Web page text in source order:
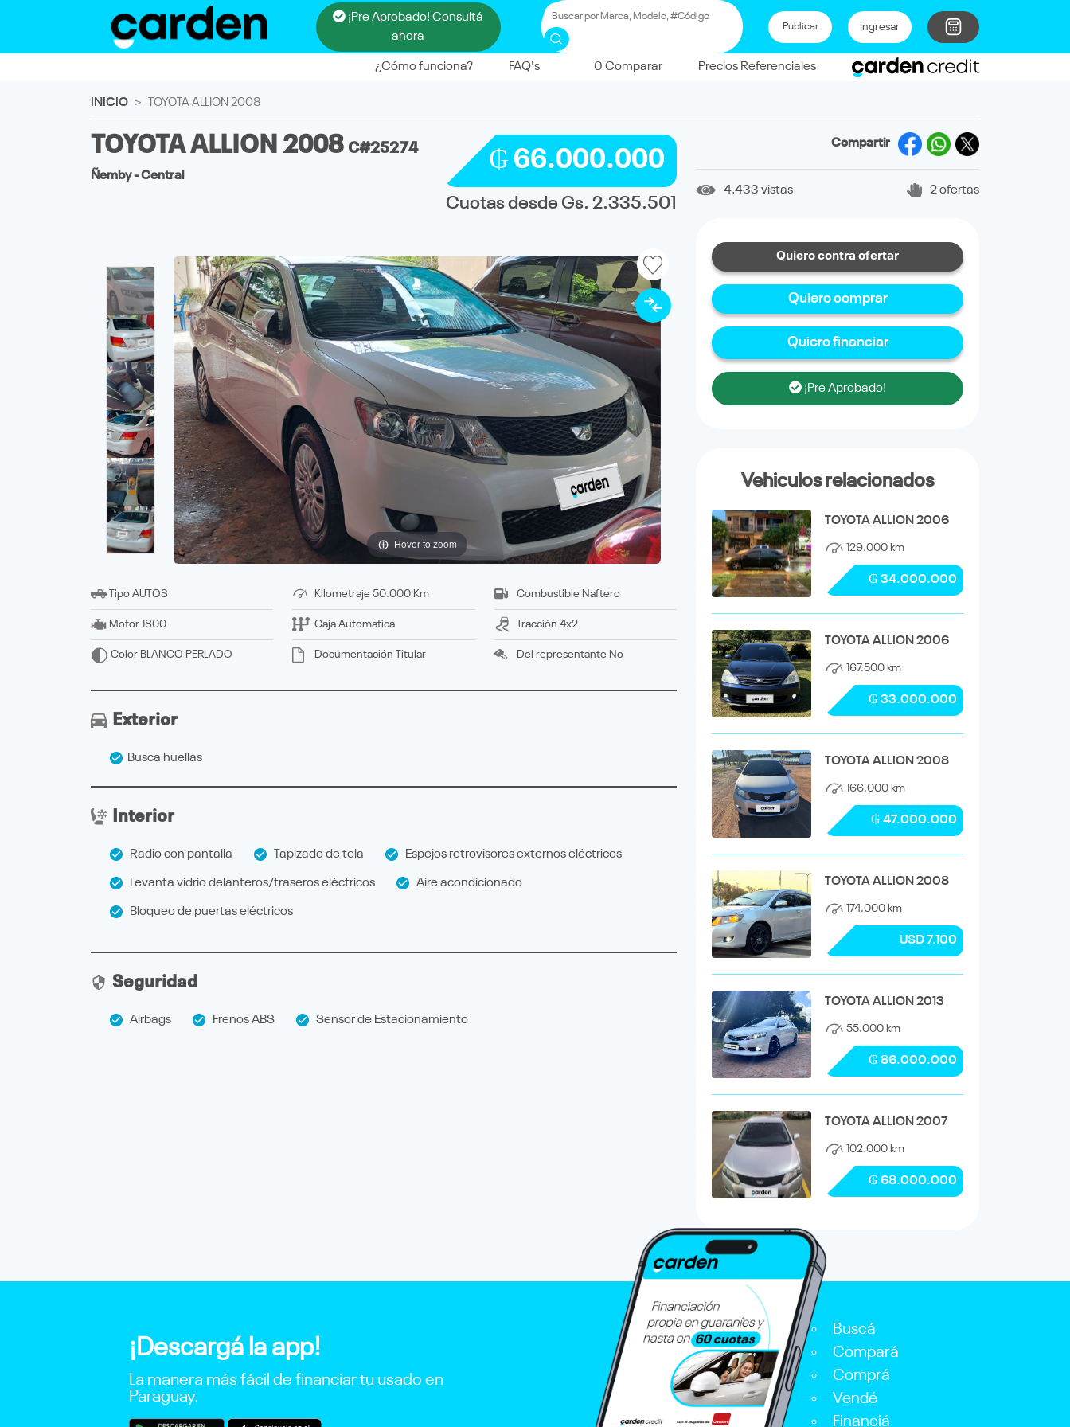
¡Pre Aprobado! Consultá
ahora
Publicar Ingresar
¿Cómo funciona? FAQ's 0 Comparar Precios Referenciales
INICIO TOYOTA ALLION 2008
TOYOTA ALLION 2008 C#25274
Ñemby - Central
₲ 66.000.000
Cuotas desde Gs. 2.335.501
Hover to zoom
Tipo AUTOS
Motor 1800
Color BLANCO PERLADO
Kilometraje 50.000 Km
Caja Automatica
Documentación titular
Combustible Naftero
Tracción 4x2
Del representante No
Exterior
Busca huellas
Interior
Radio con pantalla Tapizado de tela Espejos retrovisores externos eléctricos
Levanta vidrio delanteros/traseros eléctricos Aire acondicionado
Bloqueo de puertas eléctricos
Seguridad
Airbags Frenos ABS Sensor de Estacionamiento
Compartir
4.433 vistas 2 ofertas
Quiero contra ofertar
Quiero comprar
Quiero financiar
¡Pre Aprobado!
Vehiculos relacionados
TOYOTA ALLION 2006
129.000 km
₲ 34.000.000
TOYOTA ALLION 2006
167.500 km
₲ 33.000.000
TOYOTA ALLION 2008
166.000 km
₲ 47.000.000
TOYOTA ALLION 2008
174.000 km
USD 7.100
TOYOTA ALLION 2013
55.000 km
₲ 86.000.000
TOYOTA ALLION 2007
102.000 km
₲ 68.000.000
¡Descargá la app!
La manera más fácil de financiar tu usado en
Paraguay.
Buscá
Compará
Comprá
Vendé
Financiá